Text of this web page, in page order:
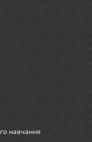
навчання